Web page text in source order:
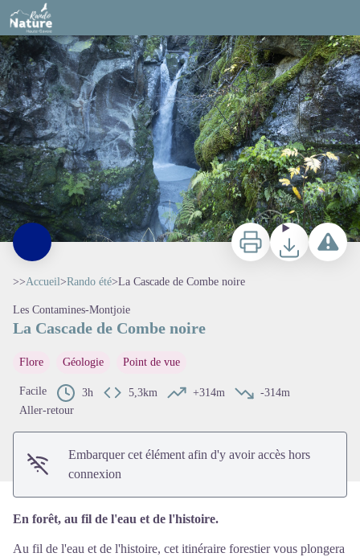
La Cascade de Combe noire
Voir l'image en plein écran
ImprimerTéléchargerSignaler
>>Accueil>Rando été>La Cascade de Combe noire
Les Contamines-Montjoie
La Cascade de Combe noire
Flore Géologie Point de vue
Facile 3h 5,3km +314m
-314m
Aller-retour
Embarquer cet élément afin d'y avoir accès hors
connexion
En forêt, au fil de l'eau et de l'histoire.
Au fil de l'eau et de l'histoire, cet itinéraire forestier vous plongera